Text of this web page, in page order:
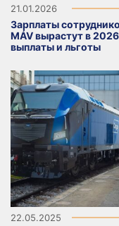
21.01.2026
Зарплаты
MÁV вырастут в
выплаты и льготы
22.05.2025